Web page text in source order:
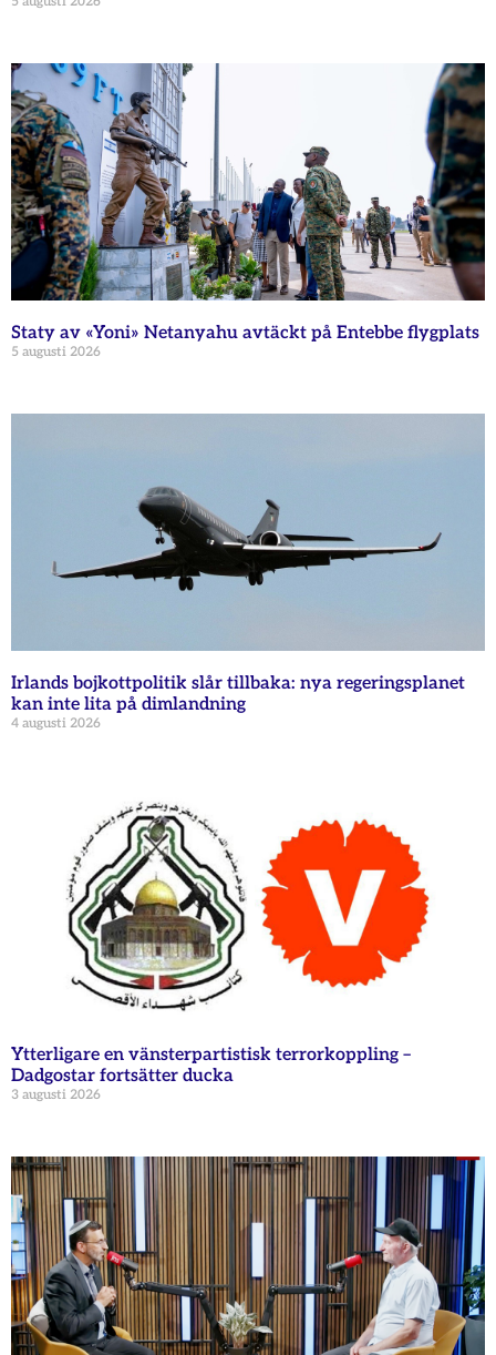
Staty av «Yoni» Netanyahu avtäckt på Entebbe flygplats
5 augusti 2026
Irlands bojkottpolitik slår tillbaka: nya regeringsplanet
kan inte lita på dimlandning
4 augusti 2026
Ytterligare en vänsterpartistisk terrorkoppling –
Dadgostar fortsätter ducka
3 augusti 2026